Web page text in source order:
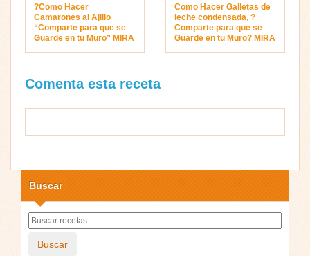
?Como Hacer
Camarones al Ajillo
“Comparte para que se
Guarde en tu Muro” MIRA
Como Hacer Galletas de
leche condensada, ?
Comparte para que se
Guarde en tu Muro? MIRA
Comenta esta receta
Buscar
Buscar